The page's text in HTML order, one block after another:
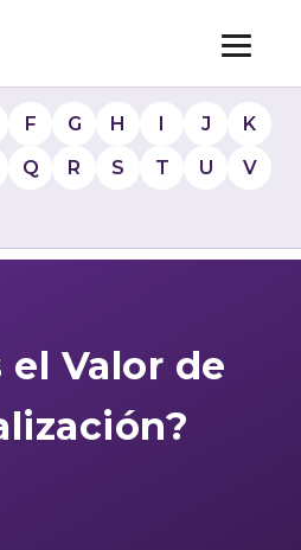
F G H I J
K
Q R S T U
V
el Valor de